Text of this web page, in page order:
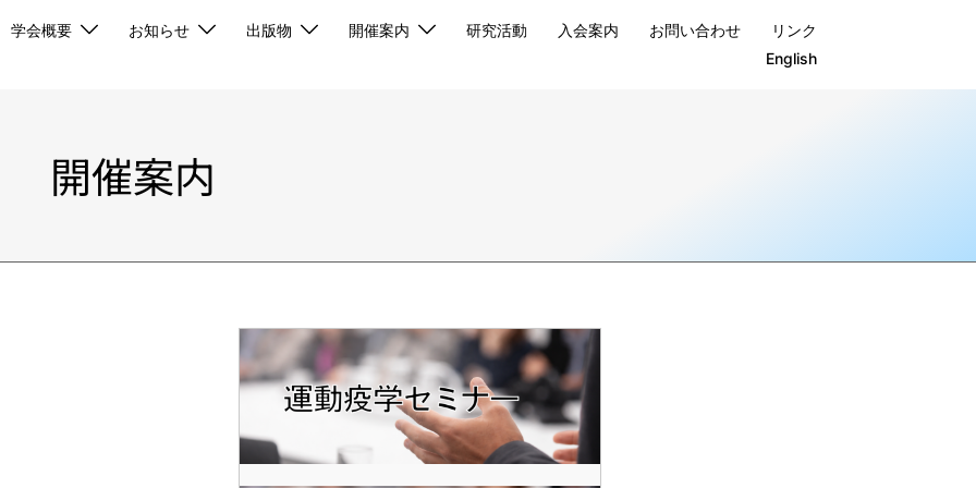
学会概要 お知らせ 出版物 開催案内 研究活動 入会案内 お問い合わせ
リンク
English
開催案内